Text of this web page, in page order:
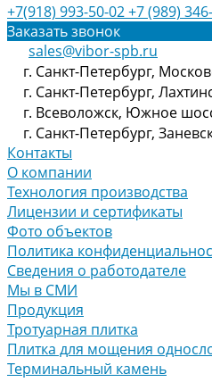
+7(918) 993-50-02+7 (989)
Заказать звонок
sales@vibor-spb.ru
г. Санкт-Петербург,
г. Санкт-Петербург,
г. Всеволожск, Южное
г. Санкт-Петербург,
Контакты
О компании
Технология производства
Лицензии и сертификаты
Фото объектов
Политика
Сведения о работодателе
Мы в СМИ
Продукция
Тротуарная плитка
Плитка для мощения
Терминальный камень